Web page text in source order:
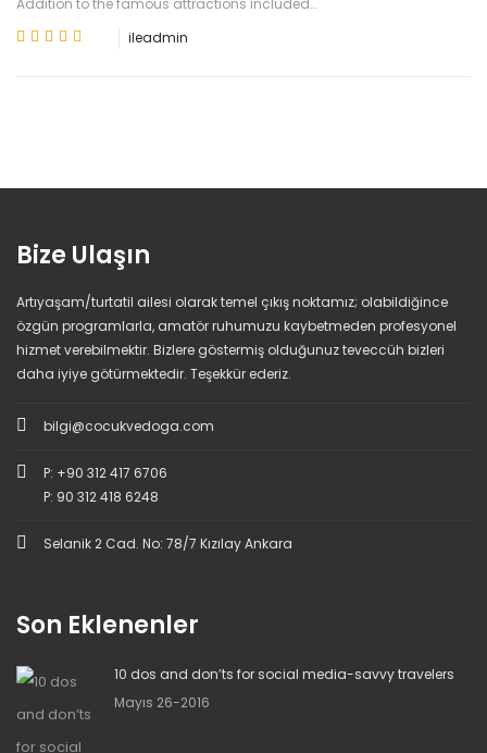
Addition to the famous attractions included…
ileadmin
Bize Ulaşın
Artıyaşam/turtatil ailesi olarak temel çıkış noktamız; olabildiğince
özgün programlarla, amatör ruhumuzu kaybetmeden profesyonel
hizmet verebilmektir. Bizlere göstermiş olduğunuz teveccüh bizleri
daha iyiye götürmektedir. Teşekkür ederiz.
bilgi@cocukvedoga.com
P: +90 312 417 6706
P: 90 312 418 6248
Selanik 2 Cad. No: 78/7 Kızılay Ankara
Son Eklenenler
10 dos and don’ts for social media-savvy travelers
Mayıs 26-2016